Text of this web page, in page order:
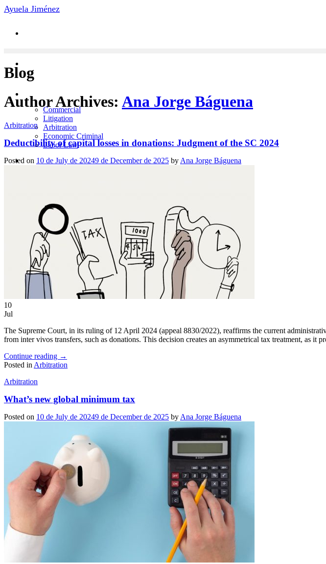
Skip
Ayuela Jiménez
Commercial
Litigation
Arbitration
Economic Criminal
Labor Law
News
ES
Blog
Author Archives: Ana Jorge Báguena
Arbitration
Deductibility of capital losses in donations: Judgment of the SC 2024
Posted on 10 de July de 20249 de December de 2025 by Ana Jorge Báguena
10
Jul
The Supreme Court, in its ruling of 12 April 2024 (appeal 8830/2022), reaffirms the current
from inter vivos transfers, such as donations. This decision creates an asymmetrical tax treatment, as
Continue reading →
Posted in Arbitration
Arbitration
What’s new global minimum tax
Posted on 10 de July de 20249 de December de 2025 by Ana Jorge Báguena